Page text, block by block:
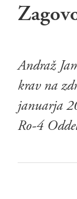
Andraž
krav na
januarja
Ro-4